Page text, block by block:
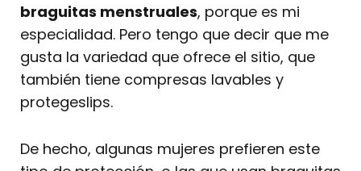
braguitas menstruales, porque es mi
especialidad. Pero tengo que decir que me
gusta la variedad que ofrece el sitio, que
también tiene compresas lavables y
protegeslips.
De hecho, algunas mujeres prefieren este